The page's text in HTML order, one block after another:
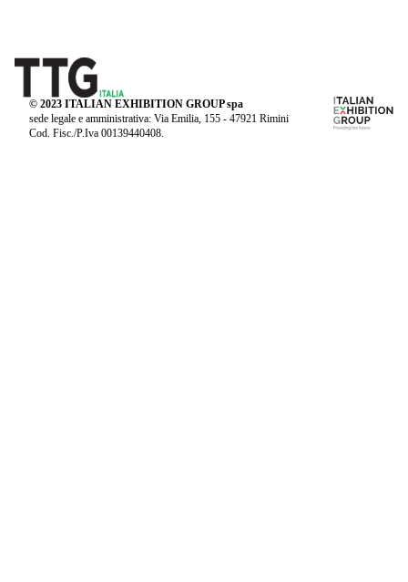
© 2023 ITALIAN EXHIBITION GROUP spa
sede legale e amministrativa: Via Emilia, 155 - 47921 Rimini
Cod. Fisc./P.Iva 00139440408.